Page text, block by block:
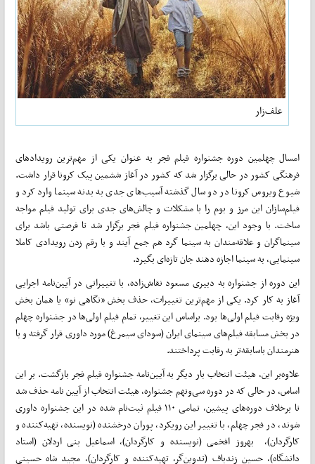
علف‌زار
امسال چهلمین دوره جشنواره فیلم فجر به عنوان یکی از مهم‌ترین رویدادهای
فرهنگی کشور در حالی برگزار شد که کشور در آغاز ششمین پیک کرونا قرار داشت.
شیوع ویروس کرونا در دو سال گذشته آسیب‌های جدی به بدنه سینما وارد کرد و
فیلم‌سازان این مرز و بوم را با مشکلات و چالش‌های جدی برای تولید فیلم مواجه
ساخت. با وجود این، چهلمین جشنواره فیلم فجر برگزار شد تا فرصتی باشد برای
سینماگران و علاقه‌مندان به سینما گرد هم جمع آیند و با رقم زدن رویدادی کاملا
سینمایی، به سینما اجازه دهند جان تازه‌ای بگیرد.
این دوره از جشنواره به دبیری مسعود نقاش‌زاده، با تغییراتی در آیین‌نامه اجرایی
آغاز به کار کرد. یکی از مهم‌ترین تغییرات، حذف بخش «نگاهی نو» یا همان بخش
ویژه رقابت فیلم اولی‌ها بود. براساس این تغییر، تمام فیلم اولی‌ها در جشنواره چهلم
در بخش مسابقه فیلم‌های سینمای ایران (سودای سیمرغ) مورد داوری قرار گرفته و با
هنرمندان باسابقه‌تر به رقابت پرداختند.
علاوه‌بر این، هیئت انتخاب بار دیگر به آیین‌نامه جشنواره فیلم فجر بازگشت. بر این
اساس، در حالی که در دوره سی‌ونهم جشنواره، هیئت انتخاب از آیین نامه حذف شد
تا برخلاف دوره‌های پیشین، تمامی ۱۱۰ فیلم ثبت‌نام شده در این جشنواره داوری
شوند، در فجر چهلم، با تغییر این رویکرد، پوران درخشنده (نویسنده، تهیه‌کننده و
کارگردان)، بهروز افخمی (نویسنده و کارگردان)، اسماعیل بنی اردلان (استاد
دانشگاه)، حسین زندباف (تدوین‌گر، تهیه‌کننده و کارگردان)، مجید شاه حسینی